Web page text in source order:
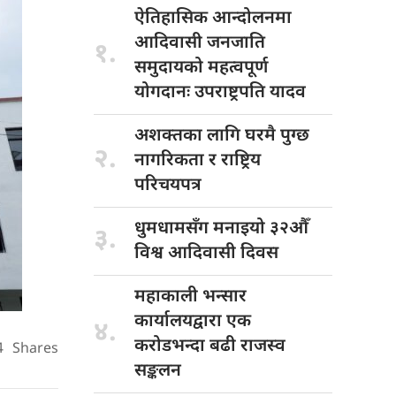
Shares
१.
ऐतिहासिक आन्दोलनमा
आदिवासी जनजाति
समुदायको महत्वपूर्ण
योगदानः उपराष्ट्रपति यादव
२.
अशक्तका लागिघरमै पुग्छ
नागरिकता र राष्ट्रिय
परिचयपत्र
३. धुमधामसँग मनाइयो ३२औँ
विश्व आदिवासी दिवस
४.
महाकाली भन्सार
कार्यालयद्वारा एक
करोडभन्दा बढी राजस्व
सङ्कलन